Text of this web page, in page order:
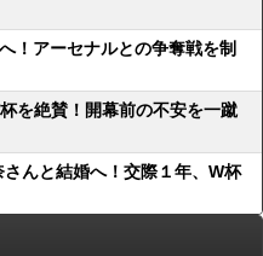
！アーセナルとの争奪戦を制
を絶賛！開幕前の不安を一蹴
んと結婚へ！交際１年、W杯